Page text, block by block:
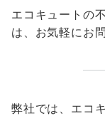
エコキュートの
は、お気軽にお
弊社では、エコ